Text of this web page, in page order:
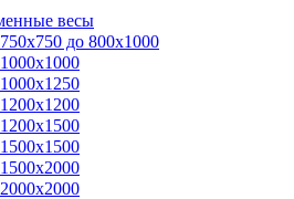
весы
до 800х1000